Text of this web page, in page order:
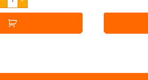
Vape
Banoffee
Pie
30ml
Menge